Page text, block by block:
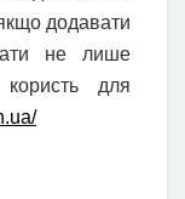
додавати
не лише
для